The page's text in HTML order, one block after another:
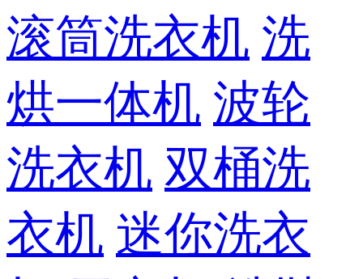
滚筒洗衣机 洗
烘一体机 波轮
洗衣机 双桶洗
衣机 迷你洗衣